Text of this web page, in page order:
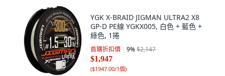
YGK X-BRAID JIGMAN ULTRA2 X8
GP-D PE線 YGKX005, 白色 + 藍色 +
綠色, 1捲
首購折扣價 9%$2,147
$1,947
($1947.00/1個)